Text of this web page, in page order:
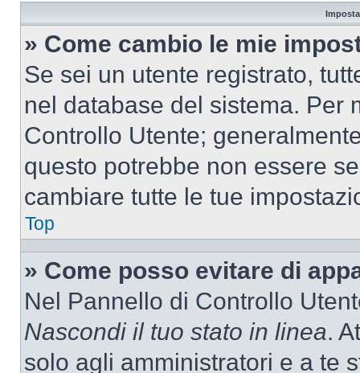
» Come cambio le mie
Se sei un utente registrato,
nel database del sistema. Per
Controllo Utente;
questo potrebbe non essere
cambiare tutte le tue
Top
» Come posso evitare di
Nel Pannello di Controllo
Nascondi il tuo stato in linea.
solo agli amministratori e a te